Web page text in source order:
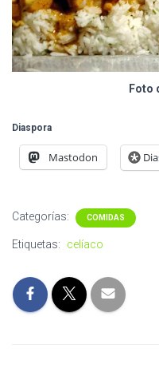
Foto
Diaspora
Mastodon
Categorías: COMIDAS
Etiquetas: celíaco